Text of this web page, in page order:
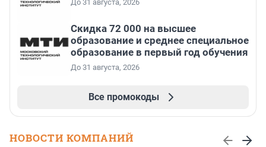
До 31 августа, 2026
Скидка 72 000 на высшее
образование и среднее специальное
образование в первый год обучения
До 31 августа, 2026
Все промокоды
НОВОСТИ КОМПАНИЙ